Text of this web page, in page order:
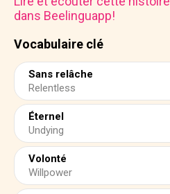
Vocabulaire clé
Sans relâche
Relentless
Éternel
Undying
Volonté
Willpower
dans Beelinguapp!